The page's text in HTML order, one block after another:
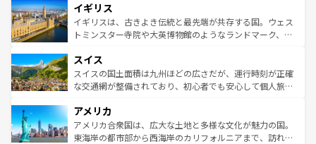
いる。シャンパンの発祥地であるランス、プロヴァンスの
香り高いラベンダー畑など、多彩な楽しみ方が可能だ。さ
らに、パリ以外の地域にも魅力が溢れており、どの街角に
れる地方に足を運ぶとそれぞれで全く異なる文化を体験で
きるだろう。 なお、新着のフランス情報はコンテンツ一覧
を参照してほしい。
顔を持つこの国は、どこを歩いても飽きることがない。ベ
ルリンの文化的活気、バイエルン州のアルプスの絶景、そ
してライン川沿いのワイン畑といった風景は必見。ビール
は、お酒好きな人にはぜひ体験してほしい。 なお、新着の
ドイツ情報はコンテンツ一覧を参照してほしい。
イギリス
イギリスは、古きよき伝統と最先端が共存する国。ウェス
トミンスター寺院や大英博物館のようなランドマーク、歴
リアごとに異なる魅力がある。また、優雅なアフタヌーン
ティー、ビール好きにはたまらない英国パブ、サッカー観
戦など、本場だからこそできる体験も豊富。イギリスを旅
ンツ一覧を参照してほしい。
スイス
スイスの国土面積は九州ほどの広さだが、運行時刻が正確
な交通網が整備されており、初心者でも安心して個人旅行
の建物がそのまま残る町や、スイスならではのユニークな
博物館もあり、アルプス観光だけでなく町歩きも満喫する
ことができる。国民の所得が高いため物価も高いが、旅行
アメリカ
アメリカ合衆国は、広大な土地と多様な文化が魅力の国。
東海岸の都市部から西海岸のカリフォルニアまで、訪れる